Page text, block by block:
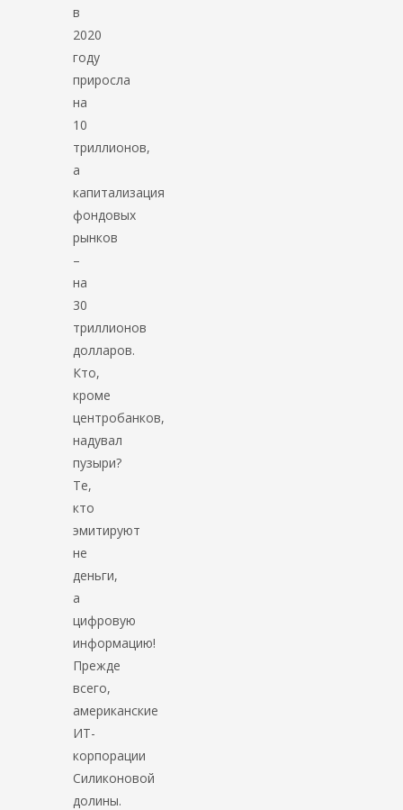
в
2020
году
приросла
на
10
триллионов,
а
капитализация
фондовых
рынков
–
на
30
триллионов
долларов.
Кто,
кроме
центробанков,
надувал
пузыри?
Те,
кто
эмитируют
не
деньги,
а
цифровую
информацию!
Прежде
всего,
американские
ИТ-
корпорации
Силиконовой
долины.